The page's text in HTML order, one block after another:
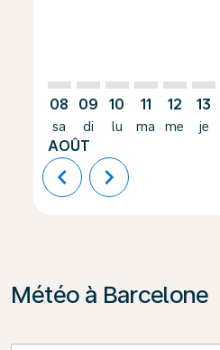
08
sa
AOÛT
09
di
10
lu
11
ma
12
me
13
je
chevron_left chevron_right
Météo à Barcelone